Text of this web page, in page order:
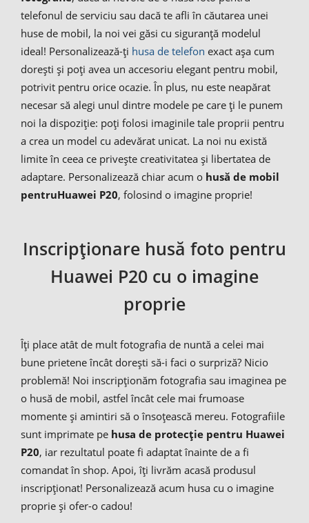
telefonul de serviciu sau dacă te afli în căutarea unei
huse de mobil, la noi vei găsi cu siguranță modelul
ideal! Personalizează-ți husa de telefon exact așa cum
dorești și poți avea un accesoriu elegant pentru mobil,
potrivit pentru orice ocazie. În plus, nu este neapărat
necesar să alegi unul dintre modele pe care ți le punem
noi la dispoziție: poți folosi imaginile tale proprii pentru
a crea un model cu adevărat unicat. La noi nu există
limite în ceea ce privește creativitatea și libertatea de
adaptare. Personalizează chiar acum o husă de mobil
pentruHuawei P20, folosind o imagine proprie!
Inscripționare husă foto pentru
Huawei P20 cu o imagine
proprie
Îți place atât de mult fotografia de nuntă a celei mai
bune prietene încât dorești să-i faci o surpriză? Nicio
problemă! Noi inscripționăm fotografia sau imaginea pe
o husă de mobil, astfel încât cele mai frumoase
momente și amintiri să o însoțească mereu. Fotografiile
sunt imprimate pe husa de protecție pentru Huawei
P20, iar rezultatul poate fi adaptat înainte de a fi
comandat în shop. Apoi, îți livrăm acasă produsul
inscripționat! Personalizează acum husa cu o imagine
proprie și ofer-o cadou!